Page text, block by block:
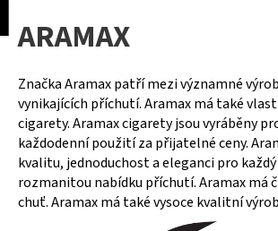
PřejítARAMAX
Značka Aramax patří mezi významné
vynikajících příchutí. Aramax má také
cigarety. Aramax cigarety jsou vyráběny
každodenní použití za přijatelné ceny.
kvalitu, jednoduchost a eleganci pro každý
rozmanitou nabídku příchutí. Aramax má
chuť. Aramax má také vysoce kvalitní
o Zpět
Zpět
C
o
p
o
t
ř